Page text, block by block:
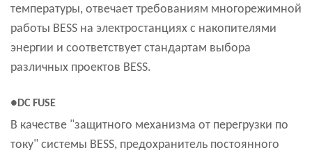
температуры, отвечает требованиям многорежимной
работы BESS на электростанциях с накопителями
энергии и соответствует стандартам выбора
различных проектов BESS.
●DC FUSE
В качестве "защитного механизма от перегрузки по
току" системы BESS, предохранитель постоянного